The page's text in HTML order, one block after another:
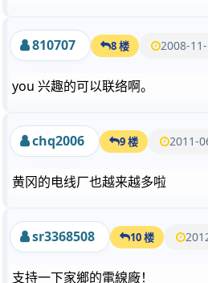
810707 8 楼 2008-
you 兴趣的可以联络啊。
chq2006 9 楼 2011-
黄冈的电线厂也越来越多啦
sr3368508 10 楼
支持一下家鄉的電線廠！